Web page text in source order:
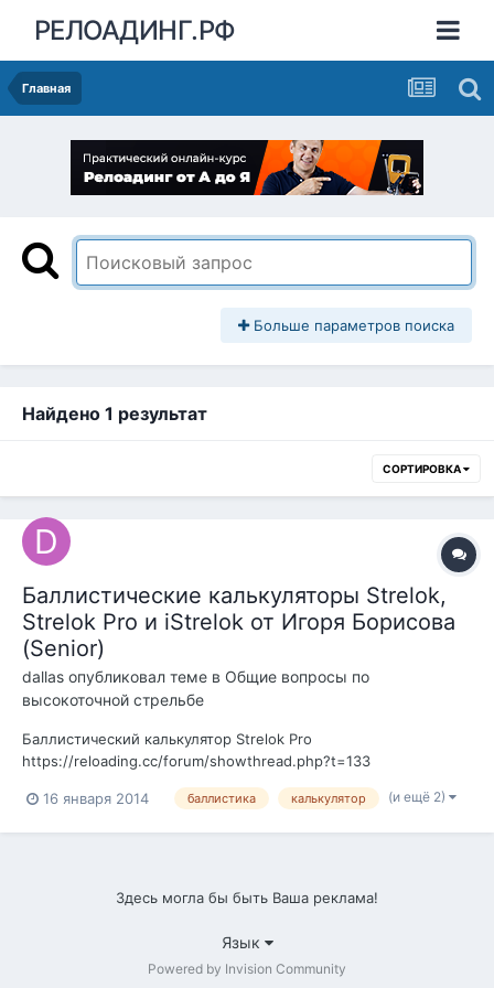
РЕЛОАДИНГ.РФ
Главная
Больше параметров поиска
Найдено 1 результат
СОРТИРОВКА
Баллистические калькуляторы Strelok,
Strelok Pro и iStrelok от Игоря Борисова
(Senior)
dаllаs опубликовал теме в Общие вопросы по
высокоточной стрельбе
Баллистический калькулятор Strelok Pro
https://reloading.cc/forum/showthread.php?t=133
https://reloading.cc/forum/showthread.php?t=134
16 января 2014 баллистика калькулятор (и ещё 2)
Здесь могла бы быть Ваша реклама!
Язык
Powered by Invision Community